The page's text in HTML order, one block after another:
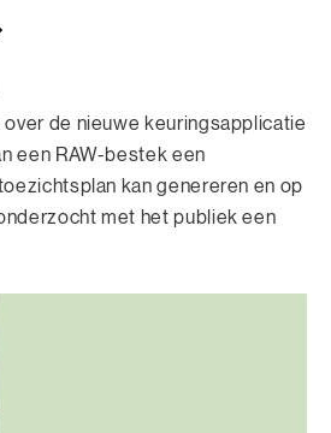
de nieuwe keuringsapplicatie
een RAW-bestek een
kan genereren en op
met het publiek een